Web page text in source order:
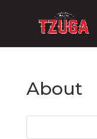
About